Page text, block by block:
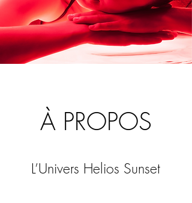
À PROPOS
L’Univers Helios Sunset